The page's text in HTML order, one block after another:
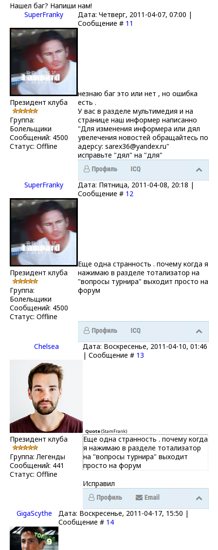
Нашел баг? Напиши нам!
SuperFranky
Дата: Четверг, 2011-04-07, 07:00 |
Сообщение # 11
Президент клуба
Группа:
Болельщики
Сообщений: 4500
Статус: Offline
незнаю баг это или нет , но ошибка
есть .
У вас в разделе мультимедия и на
странице наш информер написанно
"Для изменения информера или дял
увелечения новостей обращайтесь по
адерсу: sarex36@yandex.ru"
исправьте "дял" на "для"
SuperFranky
Дата: Пятница, 2011-04-08, 20:18 |
Сообщение # 12
Президент клуба
Группа:
Болельщики
Сообщений: 4500
Статус: Offline
Еще одна странность . почему когда я
нажимаю в разделе тотализатор на
"вопросы турнира" выходит просто на
форум
Chelsea
Дата: Воскресенье, 2011-04-10, 01:46
| Сообщение # 13
Президент клуба
Группа: Легенды
Сообщений: 441
Статус: Offline
Quote(StamFrank)
Еще одна странность . почему когда
я нажимаю в разделе тотализатор
на "вопросы турнира" выходит
просто на форум
Исправил
GigaScythe
Дата: Воскресенье, 2011-04-17, 15:50 |
Сообщение # 14